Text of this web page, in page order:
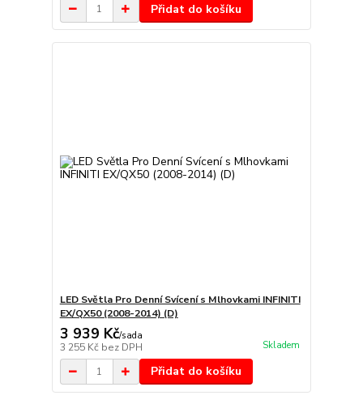
Přidat do košíku
LED Světla Pro Denní Svícení s Mlhovkami INFINITI
EX/QX50 (2008-2014) (D)
3 939 Kč/sada
3 255 Kč bez DPH Skladem
Přidat do košíku